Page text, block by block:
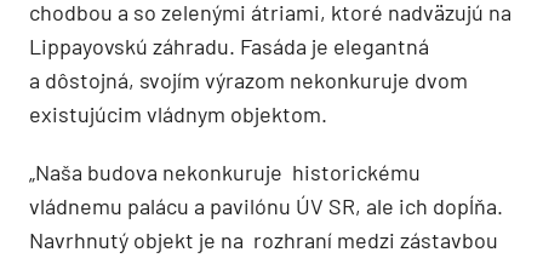
chodbou a so zelenými átriami, ktoré nadväzujú na
Lippayovskú záhradu. Fasáda je elegantná
a dôstojná, svojím výrazom nekonkuruje dvom
existujúcim vládnym objektom.
„Naša budova nekonkuruje historickému
vládnemu palácu a pavilónu ÚV SR, ale ich dopĺňa.
Navrhnutý objekt je na rozhraní medzi zástavbou